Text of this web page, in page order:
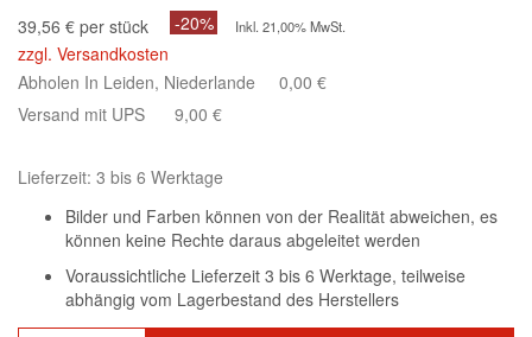
39,56 € per stück
-20% Inkl. 21,00% MwSt.
zzgl. Versandkosten
Abholen In Leiden, Niederlande
0,00 €
Versand mit UPS
9,00 €
Lieferzeit: 3 bis 6 Werktage
Bilder und Farben können von der Realität abweichen, es
können keine Rechte daraus abgeleitet werden
Voraussichtliche Lieferzeit 3 bis 6 Werktage, teilweise
abhängig vom Lagerbestand des Herstellers